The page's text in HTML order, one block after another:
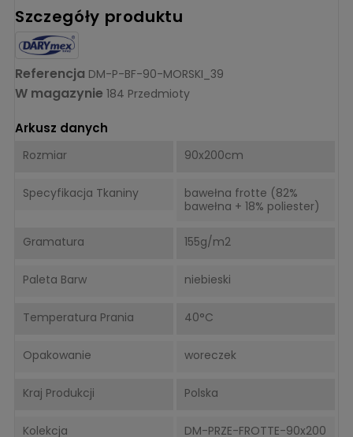
Szczegóły produktu
Referencja DM-P-BF-90-MORSKI_39
W magazynie 184 Przedmioty
Arkusz danych
Rozmiar 90x200cm
Specyfikacja Tkaniny
bawełna frotte (82%
bawełna + 18% poliester)
Gramatura 155g/m2
Paleta Barw niebieski
Temperatura Prania 40°C
Opakowanie woreczek
Kraj Produkcji Polska
Kolekcja DM-PRZE-FROTTE-90x200